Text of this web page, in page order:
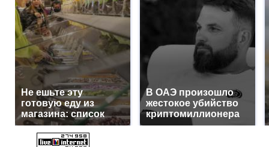
Не ешьте эту
готовую еду из
магазина: список
В ОАЭ произошло
жестокое убийство
криптомиллионера